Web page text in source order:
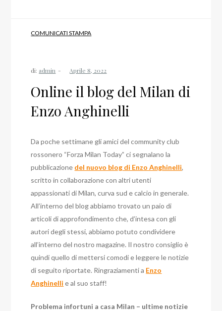
COMUNICATI STAMPA
di: admin
Online il blog del Milan di
Enzo Anghinelli
Da poche settimane gli amici del community club
rossonero “Forza Milan Today” ci segnalano la
pubblicazione del nuovo blog di Enzo Anghinelli,
scritto in collaborazione con altri utenti
appassionati di Milan, curva sud e calcio in generale.
All’interno del blog abbiamo trovato un paio di
articoli di approfondimento che, d’intesa con gli
autori degli stessi, abbiamo potuto condividere
all’interno del nostro magazine. Il nostro consiglio è
quindi quello di mettersi comodi e leggere le notizie
di seguito riportate. Ringraziamenti a Enzo
Anghinelli e al suo staff!
Problema infortuni a casa Milan – ultime notizie